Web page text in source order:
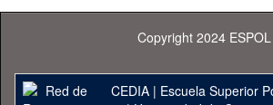
Copyright 2024 ESPOL
CEDIA| Escuela Superior